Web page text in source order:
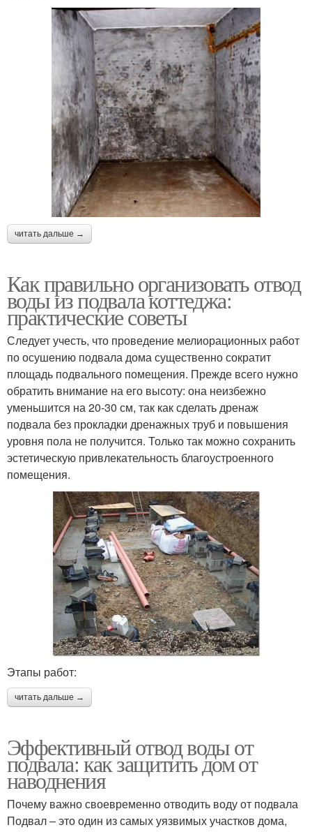
читать дальше →
Как правильно организовать отвод
воды из подвала коттеджа:
практические советы
Следует учесть, что проведение мелиорационных работ
по осушению подвала дома существенно сократит
площадь подвального помещения. Прежде всего нужно
обратить внимание на его высоту: она неизбежно
уменьшится на 20-30 см, так как сделать дренаж
подвала без прокладки дренажных труб и повышения
уровня пола не получится. Только так можно сохранить
эстетическую привлекательность благоустроенного
помещения.
Этапы работ:
читать дальше →
Эффективный отвод воды от
подвала: как защитить дом от
наводнения
Почему важно своевременно отводить воду от подвала
Подвал – это один из самых уязвимых участков дома,